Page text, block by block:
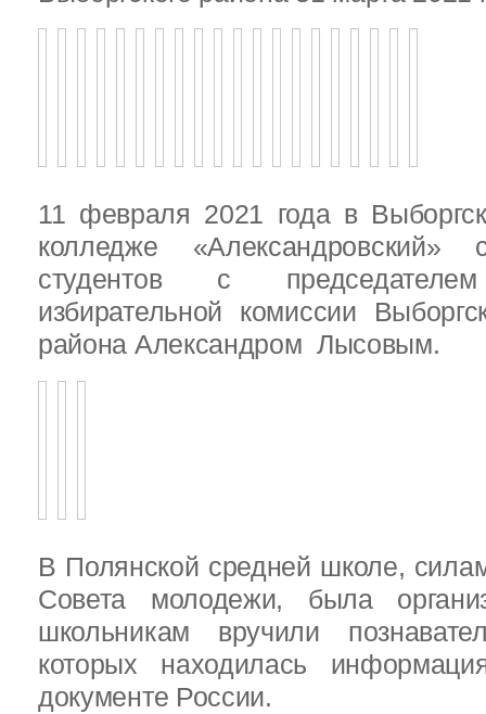
11 февраля 2021 года в
колледже «Александровский»
студентов с председателем
избирательной комиссии
района Александром Лысовым.
В Полянской средней школе,
Совета молодежи, была
школьникам вручили
которых находилась
документе России.